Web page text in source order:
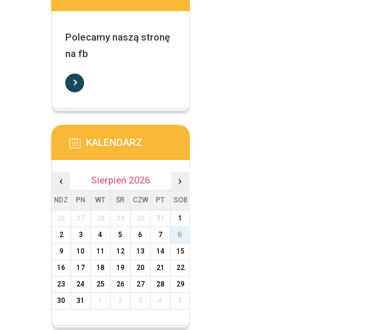
Polecamy naszą stronę
na fb
KALENDARZ
‹ Sierpień 2026 ›
NDZ PN WT ŚR CZW PT SOB
26 27 28 29 30 31
1
2
3 4 5 6 7
8
9
10 11 12 13 14
15
16
17 18 19 20 21
22
23
24 25 26 27 28
29
30
31 1 2 3 4 5